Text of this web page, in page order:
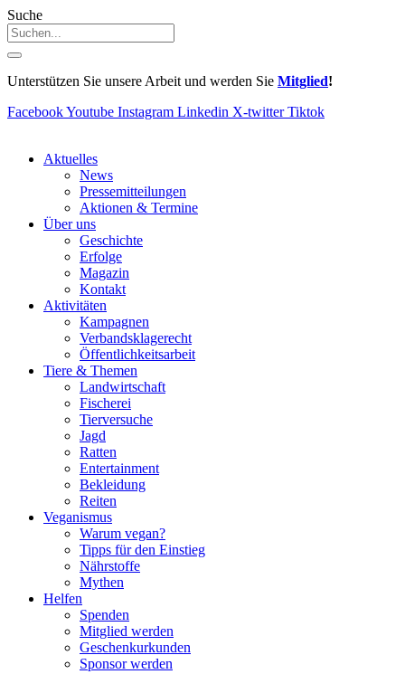
Suche
Unterstützen Sie unsere Arbeit und werden Sie Mitglied!
FacebookYoutube Instagram Linkedin X-twitter Tiktok
Aktuelles
News
Pressemitteilungen
Aktionen & Termine
Über uns
Geschichte
Erfolge
Magazin
Kontakt
Aktivitäten
Kampagnen
Verbandsklagerecht
Öffentlichkeitsarbeit
Tiere & Themen
Landwirtschaft
Fischerei
Tierversuche
Jagd
Ratten
Entertainment
Bekleidung
Reiten
Veganismus
Warum vegan?
Tipps für den Einstieg
Nährstoffe
Mythen
Helfen
Spenden
Mitglied werden
Geschenkurkunden
Sponsor werden